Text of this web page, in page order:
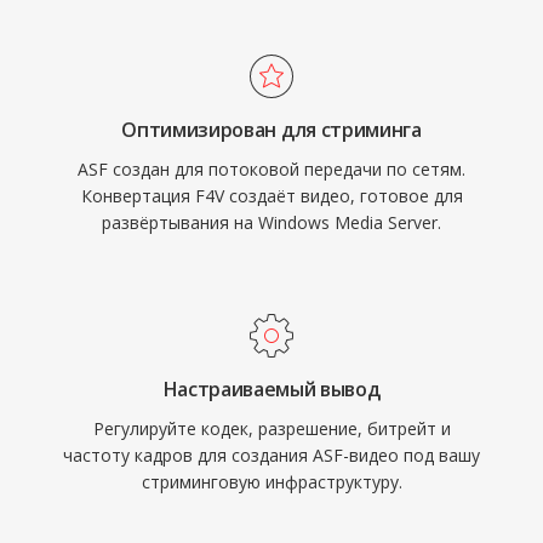
медиапотоки легко доступны через
современные инструменты.
управления цифровыми правами, что
сделало ASF популярным выбором для
коммерческого распространения контента
на заре онлайн-медиа. Контейнер
обрабатывает несколько
синхронизированных потоков, включая
уступил место более современным
контейнерам, он остаётся актуальным в
устаревших экосистемах Windows-медиа и
корпоративных средах, использующих
инфраструктуру Windows Media Services.
Оптимизирован для стриминга
ASF создан для потоковой передачи по сетям.
Конвертация F4V создаёт видео, готовое для
развёртывания на Windows Media Server.
Настраиваемый вывод
Регулируйте кодек, разрешение, битрейт и
частоту кадров для создания ASF-видео под вашу
стриминговую инфраструктуру.